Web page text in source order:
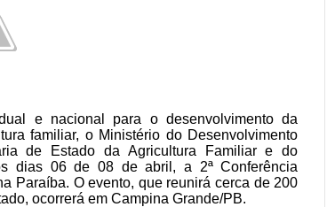
e nacional para o desenvolvimento da
familiar, o Ministério do Desenvolvimento
de Estado da Agricultura Familiar e do
dias 06 de 08 de abril, a 2ª Conferência
Paraíba. O evento, que reunirá cerca de 200
ocorrerá em Campina Grande/PB.